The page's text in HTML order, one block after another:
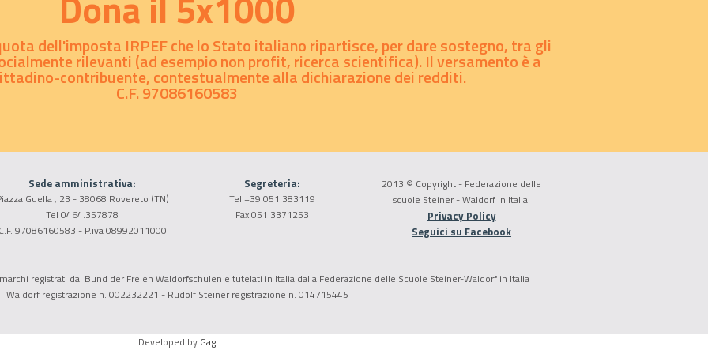
Steiner Waldorf
Council for
Waldorf alla
dell'imposta IRPEF che lo Stato italiano ripartisce, per dare sostegno, tra gli
rilevanti (ad esempio non profit, ricerca scientifica). Il versamento è a
contribuente, contestualmente alla dichiarazione dei redditi.
C.F. 97086160583
Sede amministrativa:
Guella , 23 - 38068 Rovereto (TN)
Tel 0464.357878
C.F. 97086160583 - P.iva 08992011000
Segreteria:
Tel +39 051 383119
Fax 051 3371253
2013 © Copyright - Federazione delle
scuole Steiner - Waldorf in Italia.
Privacy Policy
Seguici su Facebook
registrati dal Bund der Freien Waldorfschulen e tutelati in Italia dalla Federazione delle Scuole Steiner-Waldorf in Italia
Waldorf registrazione n. 002232221 - Rudolf Steiner registrazione n. 014715445
Developed by Gag